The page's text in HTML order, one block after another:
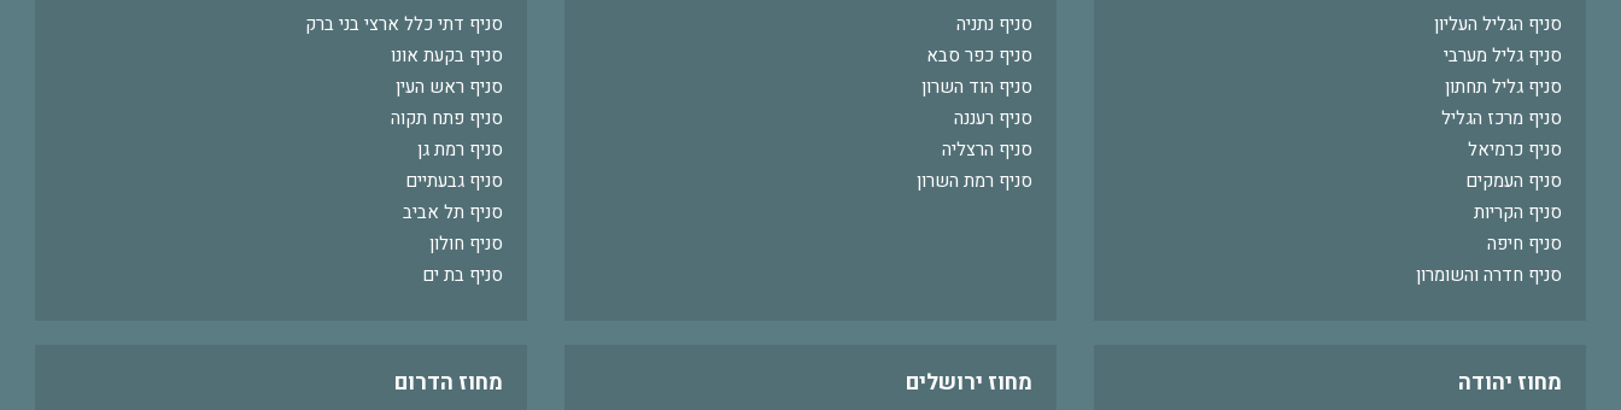
סניף הגליל העליון
סניף גליל מערבי
סניף גליל תחתון
סניף מרכז הגליל
סניף כרמיאל
סניף העמקים
סניף הקריות
סניף חיפה
סניף חדרה והשומרון
סניף נתניה
סניף כפר סבא
סניף הוד השרון
סניף רעננה
סניף הרצליה
סניף רמת השרון
סניף דתי כלל ארצי בני ברק
סניף בקעת אונו
סניף ראש העין
סניף פתח תקוה
סניף רמת גן
סניף גבעתיים
סניף תל אביב
סניף חולון
סניף בת ים
מחוז יהודה מחוז ירושלים מחוז הדרום